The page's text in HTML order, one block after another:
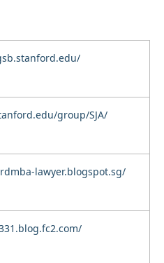
group/SJA/
lawyer.blogspot.sg/